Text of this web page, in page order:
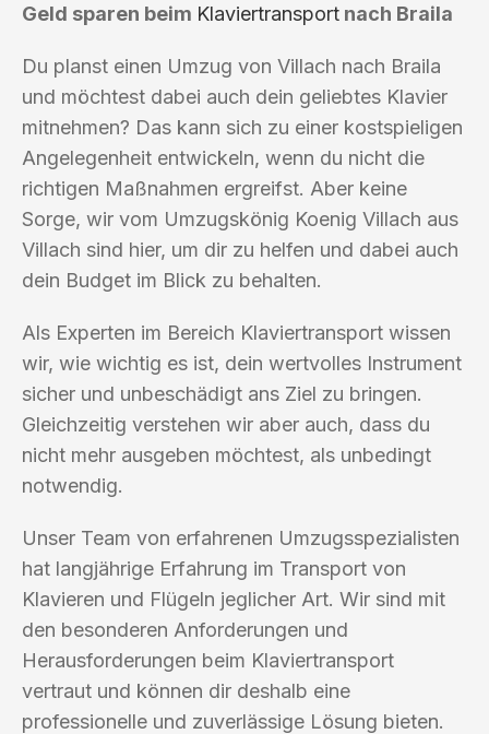
Geld sparen beim Klaviertransport nach Braila
Du planst einen Umzug von Villach nach Braila
und möchtest dabei auch dein geliebtes Klavier
mitnehmen? Das kann sich zu einer kostspieligen
Angelegenheit entwickeln, wenn du nicht die
richtigen Maßnahmen ergreifst. Aber keine
Sorge, wir vom Umzugskönig Koenig Villach aus
Villach sind hier, um dir zu helfen und dabei auch
dein Budget im Blick zu behalten.
Als Experten im Bereich Klaviertransport wissen
wir, wie wichtig es ist, dein wertvolles Instrument
sicher und unbeschädigt ans Ziel zu bringen.
Gleichzeitig verstehen wir aber auch, dass du
nicht mehr ausgeben möchtest, als unbedingt
notwendig.
Unser Team von erfahrenen Umzugsspezialisten
hat langjährige Erfahrung im Transport von
Klavieren und Flügeln jeglicher Art. Wir sind mit
den besonderen Anforderungen und
Herausforderungen beim Klaviertransport
vertraut und können dir deshalb eine
professionelle und zuverlässige Lösung bieten.